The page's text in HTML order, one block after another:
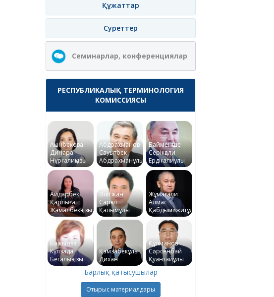
Құжаттар
Суреттер
Семинарлар, конференциялар
РЕСПУБЛИКАЛЫҚ ТЕРМИНОЛОГИЯ
КОМИССИЯСЫ
Ақынбекова
Динара
Нұрғалиқызы
Абдрахманов
Сауытбек
Абдрахманұлы
Байменше
Серікқали
Ердіғалиұлы
Айдарбек
Қарлығаш
Жамалбекқызы
Әлісжан
Сарқыт
Қалымұлы
Жұмағали
Алмас
Қабдымәжитұлы
Бажықова
Күлзада
Бегалықызы
Қамзабекұлы
Дихан
Құлманов
Сәрсенбай
Қуантайұлы
Барлық қатысушылар
Отырыс материалдары